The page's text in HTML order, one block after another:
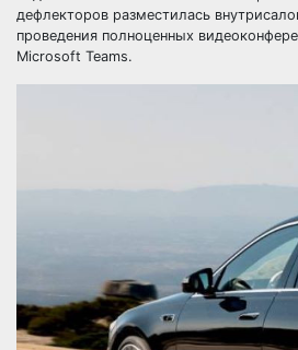
дефлекторов разместилась
проведения полноценных
Microsoft Teams.